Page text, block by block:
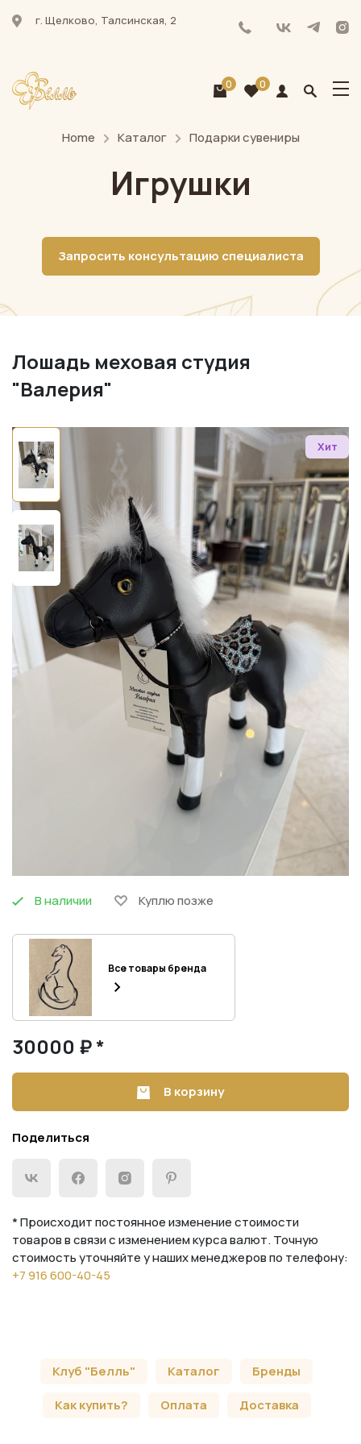
г. Щелково, Талсинская, 2
0 0
Home Каталог Подарки сувениры
Игрушки
Запросить консультацию специалиста
Лошадь меховая студия
"Валерия"
Хит
В наличии Куплю позже
Все товары бренда
30000 ₽ *
В корзину
Поделиться
* Происходит постоянное изменение стоимости
товаров в связи с изменением курса валют. Точную
стоимость уточняйте у наших менеджеров по телефону:
+7 916 600-40-45
Клуб "Белль" Каталог
Бренды
Как купить?
Оплата Доставка